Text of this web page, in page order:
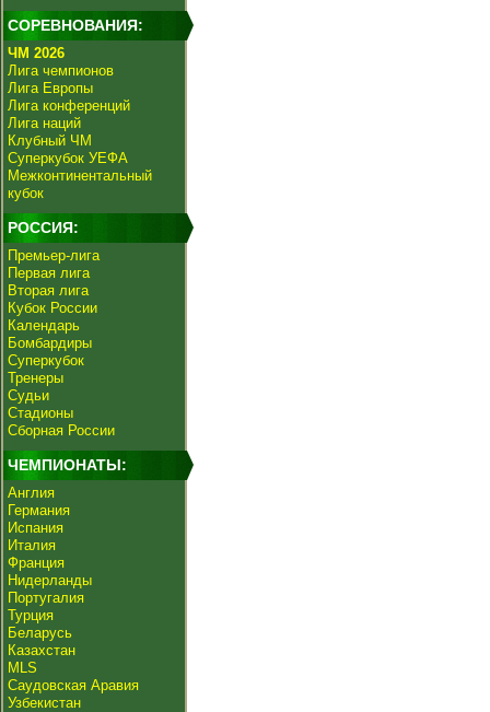
СОРЕВНОВАНИЯ:
ЧМ 2026
Лига чемпионов
Лига Европы
Лига конференций
Лига наций
Клубный ЧМ
Суперкубок УЕФА
Межконтинентальный
кубок
РОССИЯ:
Премьер-лига
Первая лига
Вторая лига
Кубок России
Календарь
Бомбардиры
Суперкубок
Тренеры
Судьи
Стадионы
Сборная России
ЧЕМПИОНАТЫ:
Англия
Германия
Испания
Италия
Франция
Нидерланды
Португалия
Турция
Беларусь
Казахстан
MLS
Саудовская Аравия
Узбекистан